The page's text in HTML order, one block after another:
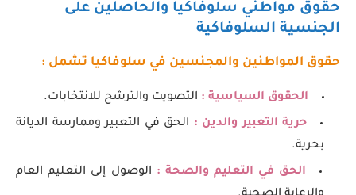
حقوق مواطني سلوفاكيا والحاصلين على
الجنسية السلوفاكية
حقوق المواطنين والمجنسين في سلوفاكيا تشمل :
الحقوق السياسية : التصويت والترشح للانتخابات.
حرية التعبير والدين : الحق في التعبير وممارسة الديانة
بحرية.
الحق في التعليم والصحة : الوصول إلى التعليم العام